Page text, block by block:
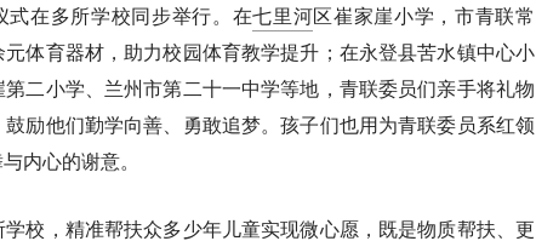
式在多所学校同步举行。在七里河区崔家崖小学，市青联常
体育器材，助力校园体育教学提升；在永登县苦水镇中心小
第二小学、兰州市第二十一中学等地，青联委员们亲手将礼物
励他们勤学向善、勇敢追梦。孩子们也用为青联委员系红领
内心的谢意。
校，精准帮扶众多少年儿童实现微心愿，既是物质帮扶、更